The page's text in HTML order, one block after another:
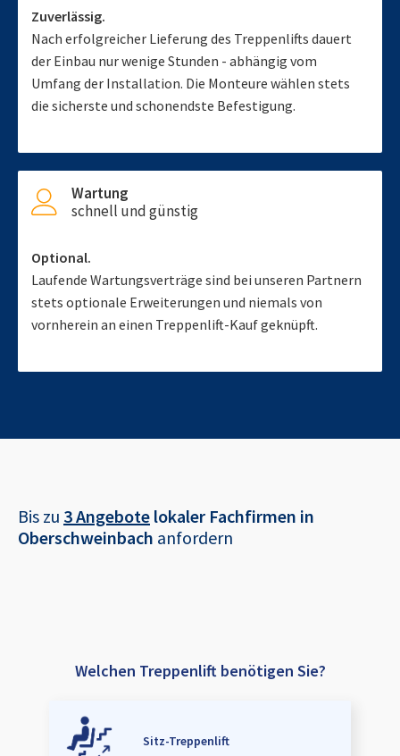
Zuverlässig.
Nach erfolgreicher Lieferung des Treppenlifts dauert
der Einbau nur wenige Stunden - abhängig vom
Umfang der Installation. Die Monteure wählen stets
die sicherste und schonendste Befestigung.
Wartung
schnell und günstig
Optional.
Laufende Wartungsverträge sind bei unseren Partnern
stets optionale Erweiterungen und niemals von
vornherein an einen Treppenlift-Kauf geknüpft.
Bis zu 3 Angebote lokaler Fachfirmen in
Oberschweinbach anfordern
Welchen Treppenlift benötigen Sie?
Sitz-Treppenlift